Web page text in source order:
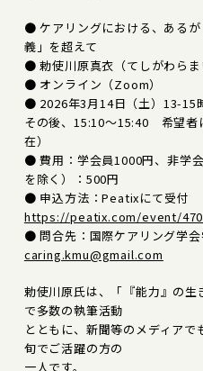
● ケアリングにおける、ある
義」を超えて
● 勅使川原真衣（てしがわらま
● オンライン（Zoom）
● 2026年3月14日（土）13-15
その後、15:10～15:40 希望者
在）
● 費用：学会員1000円、非学
を除く）：500円
● 申込方法：Peatixにて受付
https://peatix.com/event/
● 問合先：国際ケアリング学
caring.kmu@gmail.com
勅使川原氏は、「『能力』の
で多数の執筆活動
とともに、新聞等のメディアで
旬でご活躍の方の
一人です。